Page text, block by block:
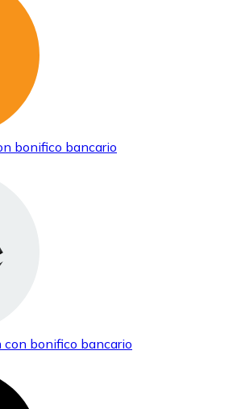
bonifico bancario
con bonifico bancario